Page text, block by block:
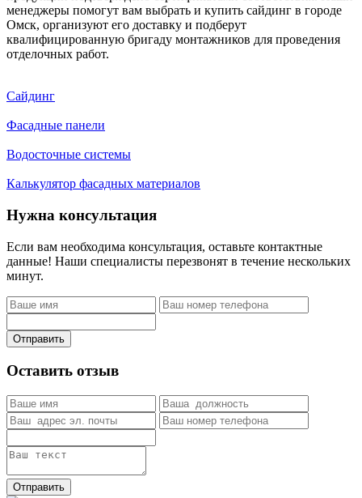
менеджеры помогут вам выбрать и купить сайдинг в городе
Омск, организуют его доставку и подберут
квалифицированную бригаду монтажников для проведения
отделочных работ.
Сайдинг
Фасадные панели
Водосточные системы
Калькулятор фасадных материалов
Нужна консультация
Если вам необходима консультация, оставьте контактные
данные! Наши специалисты перезвонят в течение нескольких
минут.
Отправить
Оставить отзыв
Отправить